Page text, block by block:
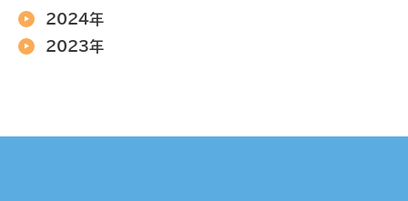
2024年
2023年